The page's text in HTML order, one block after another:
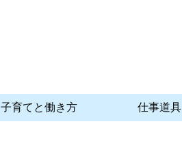
子育てと働き方 仕事道具